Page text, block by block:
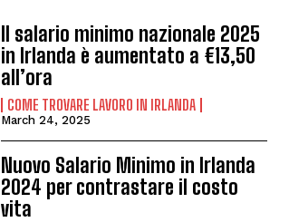
Il salario minimo nazionale 2025
in Irlanda è aumentato a €13,50
all’ora
COME TROVARE LAVORO IN IRLANDA
March 24, 2025
Nuovo Salario Minimo in Irlanda
2024 per contrastare il costo
vita